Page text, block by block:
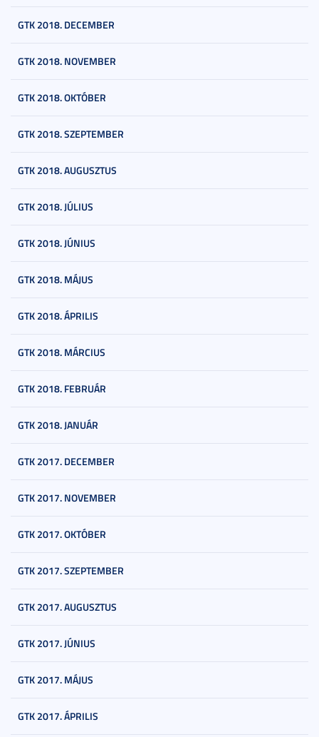
GTK 2018. DECEMBER
GTK 2018. NOVEMBER
GTK 2018. OKTÓBER
GTK 2018. SZEPTEMBER
GTK 2018. AUGUSZTUS
GTK 2018. JÚLIUS
GTK 2018. JÚNIUS
GTK 2018. MÁJUS
GTK 2018. ÁPRILIS
GTK 2018. MÁRCIUS
GTK 2018. FEBRUÁR
GTK 2018. JANUÁR
GTK 2017. DECEMBER
GTK 2017. NOVEMBER
GTK 2017. OKTÓBER
GTK 2017. SZEPTEMBER
GTK 2017. AUGUSZTUS
GTK 2017. JÚNIUS
GTK 2017. MÁJUS
GTK 2017. ÁPRILIS